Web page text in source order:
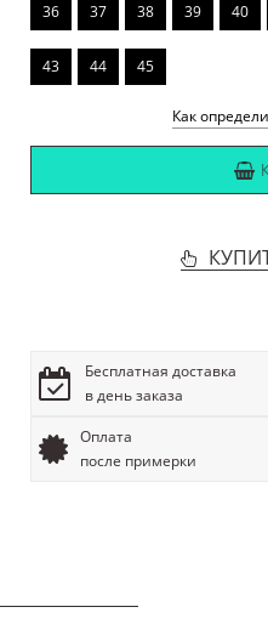
36 37 38 39 40
43 44 45
Как
Бесплатная доставка
в день заказа
Оплата
после примерки